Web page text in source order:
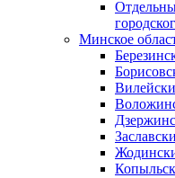
Минское